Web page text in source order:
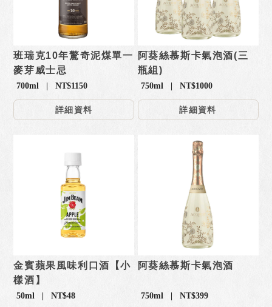
班瑞克10年驚奇泥煤單一
麥芽威士忌
700ml | NT$1150
詳細資料
阿葵絲慕斯卡氣泡酒(三
瓶組)
750ml | NT$1000
詳細資料
金賓蘋果風味利口酒【小
樣酒】
50ml | NT$48
阿葵絲慕斯卡氣泡酒
750ml | NT$399